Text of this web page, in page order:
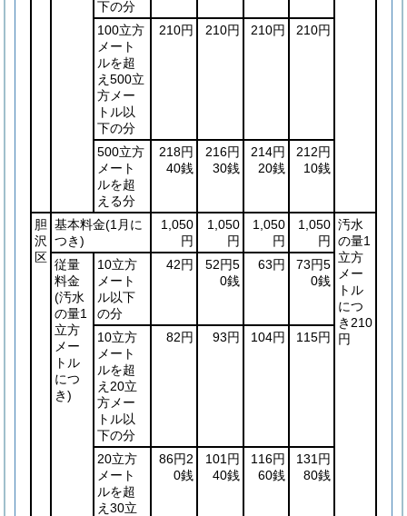
下の分
100立方
メート
ルを超
え500立
方メー
トル以
下の分
210円 210円 210円 210円
500立方
メート
ルを超
える分
218円
40銭
216円
30銭
214円
20銭
212円
10銭
胆
沢
区
基本料金(1月に
つき)
1,050
円
1,050
円
1,050
円
1,050
円
汚水
の量1
立方
メー
トル
につ
き210
円
従量
料金
(汚水
の量1
立方
メー
トル
につ
き)
10立方
メート
ル以下
の分
42円
52円5
0銭
63円
73円5
0銭
10立方
メート
ルを超
え20立
方メー
トル以
下の分
82円 93円 104円 115円
20立方
メート
ルを超
え30立
86円2
0銭
101円
40銭
116円
60銭
131円
80銭